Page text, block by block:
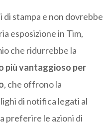
di stampa e non dovrebbe
esposizione in Tim,
che ridurrebbe la
più vantaggioso per
, che offrono la
di notifica legati al
preferire le azioni di